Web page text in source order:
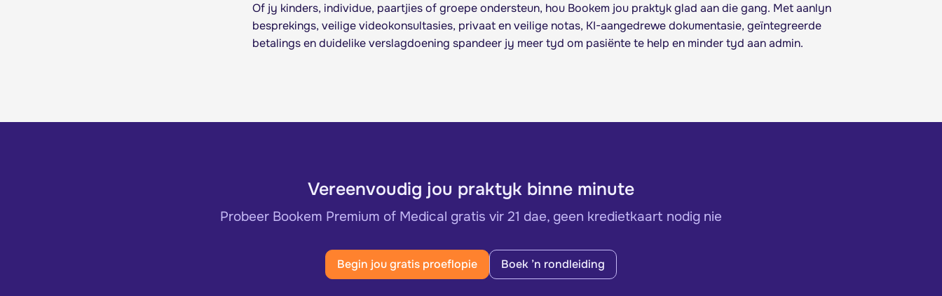
Of jy kinders, individue, paartjies of groepe ondersteun, hou Bookem jou praktyk glad aan die gang. Met aanlyn
besprekings, veilige videokonsultasies, privaat en veilige notas, KI-aangedrewe dokumentasie, geïntegreerde
betalings en duidelike verslagdoening spandeer jy meer tyd om pasiënte te help en minder tyd aan admin.
Vereenvoudig jou praktyk binne minute
Probeer Bookem Premium of Medical gratis vir 21 dae, geen kredietkaart nodig nie
Begin jou gratis proeflopie Boek ’n rondleiding